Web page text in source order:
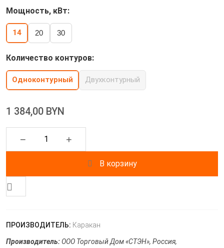
Мощность, кВт:
14 20 30
Количество контуров:
Одноконтурный Двухконтурный
1 384,00 BYN
− +
В корзину
ПРОИЗВОДИТЕЛЬ: Каракан
Производитель:ООО Торговый Дом «СТЭН», Россия,